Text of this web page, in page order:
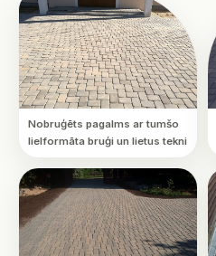
Nobruģēts pagalms ar tumšo
lielformāta bruģi un lietus tekni